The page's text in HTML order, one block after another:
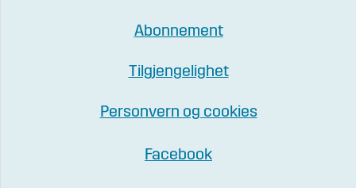
Abonnement
Tilgjengelighet
Personvern og cookies
Facebook